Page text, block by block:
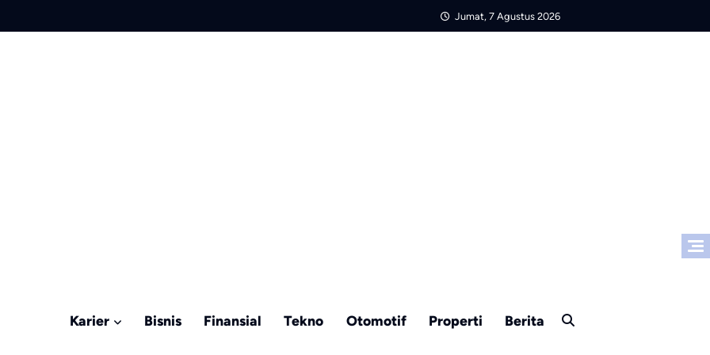
Jumat, 7 Agustus 2026
Karier Bisnis Finansial Tekno Otomotif Properti Berita